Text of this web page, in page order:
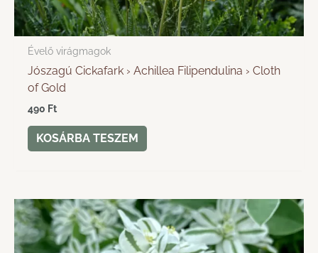
Évelő virágmagok
Jószagú Cickafark › Achillea Filipendulina › Cloth
of Gold
490 Ft
KOSÁRBA TESZEM